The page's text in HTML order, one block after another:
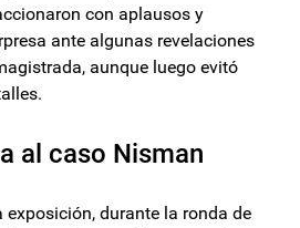
con aplausos y
ante algunas revelaciones
aunque luego evitó
al caso Nisman
exposición, durante la ronda de